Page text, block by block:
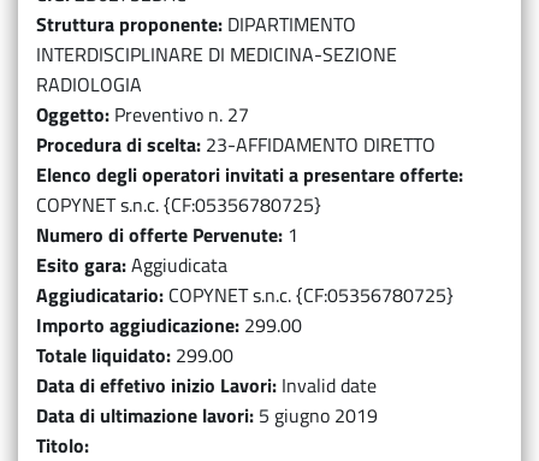
Struttura proponente DIPARTIMENTO
INTERDISCIPLINARE DI MEDICINA-SEZIONE
RADIOLOGIA
Oggetto Preventivo n. 27
Procedura di scelta 23-AFFIDAMENTO DIRETTO
Elenco degli operatori invitati a presentare offerte
COPYNET s.n.c. {CF:05356780725}
Numero di offerte Pervenute 1
Esito gara Aggiudicata
Aggiudicatario COPYNET s.n.c. {CF:05356780725}
Importo aggiudicazione 299.00
Totale liquidato 299.00
Data di effetivo inizio Lavori Invalid date
Data di ultimazione lavori 5 giugno 2019
Titolo